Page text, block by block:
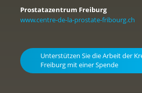
Prostatazentrum Freiburg
www.centre-de-la-prostate-fribourg.ch
Unterstützen Sie die Arbeit der
Freiburg mit einer Spende